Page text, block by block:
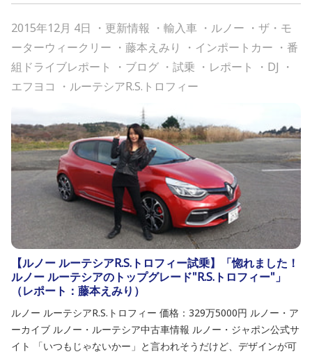
2015年12月 4日 ・ 更新情報 ・ 輸入車 ・ ルノー ・ ザ・モ
ーターウィークリー ・ 藤本えみり ・ インポートカー ・ 番
組ドライブレポート
・ ブログ ・ 試乗 ・ レポート ・ DJ ・
エフヨコ
・ ルーテシアR.S.トロフィー
【ルノー ルーテシアR.S.トロフィー試乗】「惚れました！
ルノー ルーテシアのトップグレード"R.S.トロフィー"」
（レポート：藤本えみり）
ルノー ルーテシアR.S.トロフィー 価格：329万5000円 ルノー・ア
ーカイブ ルノー・ルーテシア中古車情報 ルノー・ジャポン公式サ
イト 「いつもじゃないかー」と言われそうだけど、デザインが可